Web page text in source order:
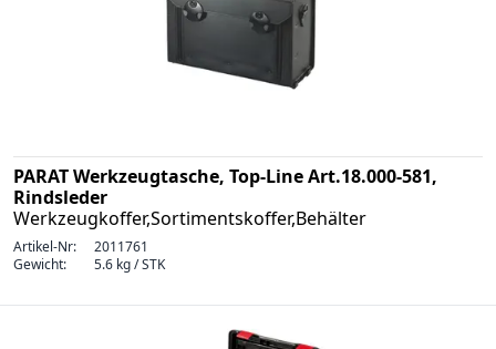
PARAT Werkzeugtasche, Top-Line Art.18.000-581,
Rindsleder
Werkzeugkoffer,Sortimentskoffer,Behälter
Artikel-Nr:
2011761
Gewicht:
5.6 kg / STK